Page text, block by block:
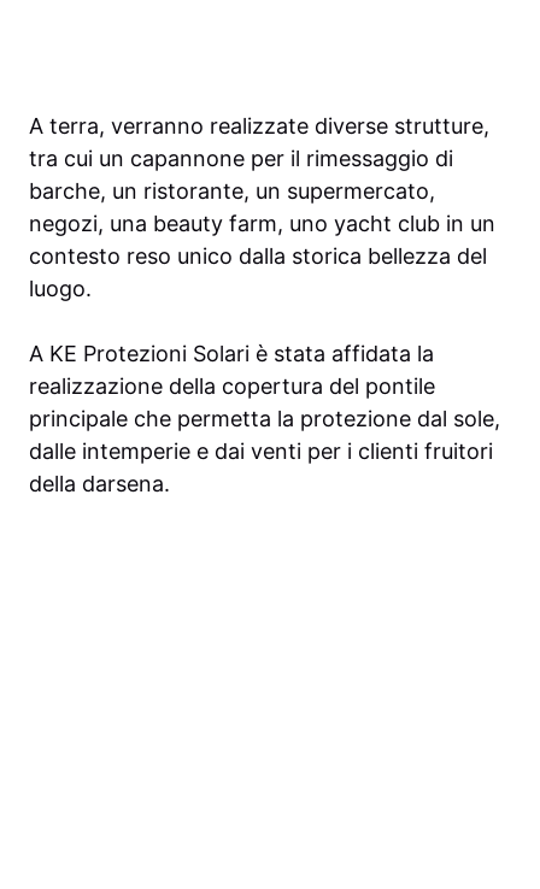
A terra, verranno realizzate diverse strutture,
tra cui un capannone per il rimessaggio di
barche, un ristorante, un supermercato,
negozi, una beauty farm, uno yacht club in un
contesto reso unico dalla storica bellezza del
luogo.
A KE Protezioni Solari è stata affidata la
realizzazione della copertura del pontile
principale che permetta la protezione dal sole,
dalle intemperie e dai venti per i clienti fruitori
della darsena.